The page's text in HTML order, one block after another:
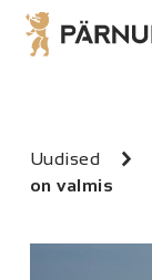
Uudised
on valmis